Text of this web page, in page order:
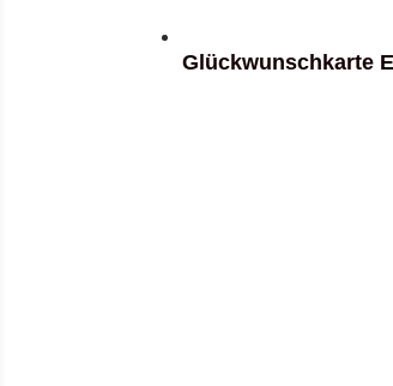
Glückwunschkarte